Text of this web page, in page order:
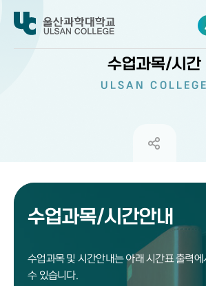
수업과목/시간
ULSAN COLLEGE
수업과목/시간안내
수업과목 및 시간안내는 아래 시간표 출력에
수 있습니다.